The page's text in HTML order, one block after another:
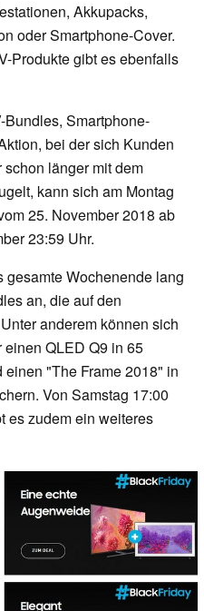
Akkupacks,
oder Smartphone-Cover.
Produkte gibt es ebenfalls
Smartphone-
bei der sich Kunden
länger mit dem
kann sich am Montag
25. November 2018 ab
23:59 Uhr.
Wochenende lang
an, die auf den
anderem können sich
QLED Q9 in 65
"The Frame 2018" in
Von Samstag 17:00
es zudem ein weiteres